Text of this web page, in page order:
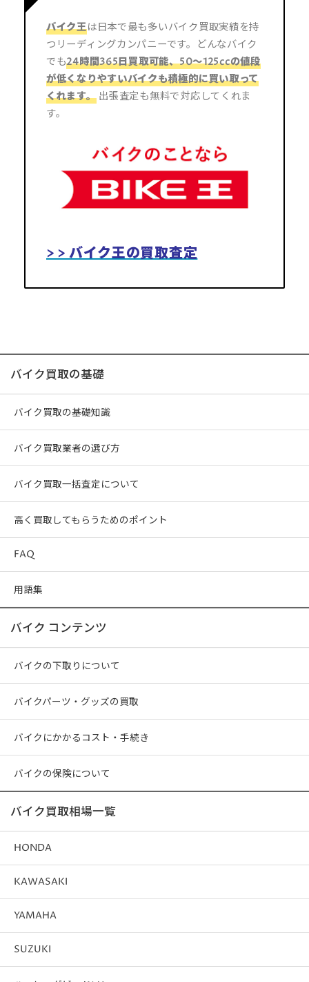
バイク王は日本で最も多いバイク買取実績を持
つリーディングカンパニーです。どんなバイク
でも24時間365日買取可能、50～125ccの値段
が低くなりやすいバイクも積極的に買い取って
くれます。出張査定も無料で対応してくれま
す。
> > バイク王の買取査定
バイク買取の基礎
バイク買取の基礎知識
バイク買取業者の選び方
バイク買取一括査定について
高く買取してもらうためのポイント
FAQ
用語集
バイク コンテンツ
バイクの下取りについて
バイクパーツ・グッズの買取
バイクにかかるコスト・手続き
バイクの保険について
バイク買取相場一覧
HONDA
KAWASAKI
YAMAHA
SUZUKI